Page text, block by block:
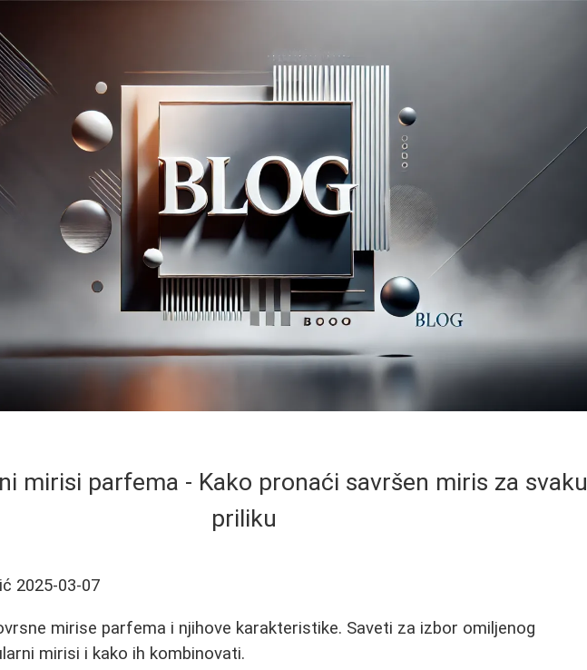
mirisi parfema - Kako pronaći savršen miris za svaku
priliku
2025-03-07
mirise parfema i njihove karakteristike. Saveti za izbor omiljenog
mirisi i kako ih kombinovati.